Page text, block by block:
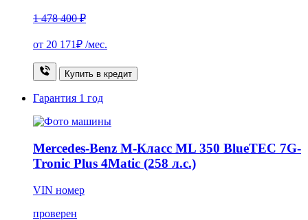
1 478 400 ₽
от 20 171₽ /мес.
Купить в кредит
Гарантия 1 год
Mercedes-Benz M-Класс ML 350 BlueTEC 7G-
Tronic Plus 4Matic (258 л.с.)
VIN номер
проверен